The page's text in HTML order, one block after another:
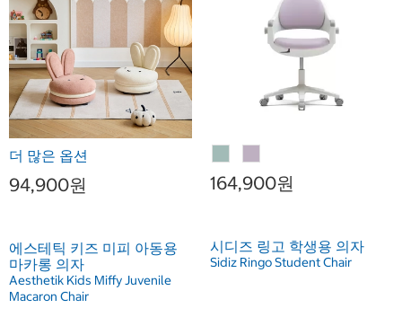
더 많은 옵션
94,900원
에스테틱 키즈 미피 아동용
마카롱 의자
Aesthetik Kids Miffy Juvenile
Macaron Chair
164,900원
시디즈 링고 학생용 의자
Sidiz Ringo Student Chair